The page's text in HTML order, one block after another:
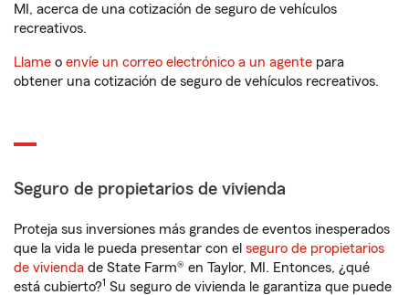
MI, acerca de una cotización de seguro de vehículos
recreativos.
Llame o envíe un correo electrónico a un agente para
obtener una cotización de seguro de vehículos recreativos.
Seguro de propietarios de vivienda
Proteja sus inversiones más grandes de eventos inesperados
que la vida le pueda presentar con el seguro de propietarios
de vivienda de State Farm® en Taylor, MI. Entonces, ¿qué
está cubierto?1 Su seguro de vivienda le garantiza que puede